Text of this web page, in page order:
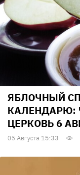
ЯБЛОЧНЫЙ
КАЛЕНДАРЮ:
ЦЕРКОВЬ 6
05 Августа 15:33